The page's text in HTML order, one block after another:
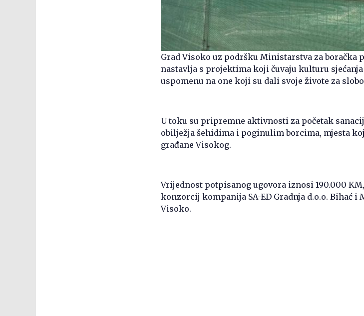
Grad Visoko uz podršku Ministarstva za boračka
nastavlja s projektima koji čuvaju kulturu
uspomenu na one koji su dali svoje živote za
U toku su pripremne aktivnosti za početak
obilježja šehidima i poginulim borcima, mjesta
građane Visokog.
Vrijednost potpisanog ugovora iznosi 190.000
konzorcij kompanija SA-ED Gradnja d.o.o. Bihać i
Visoko.